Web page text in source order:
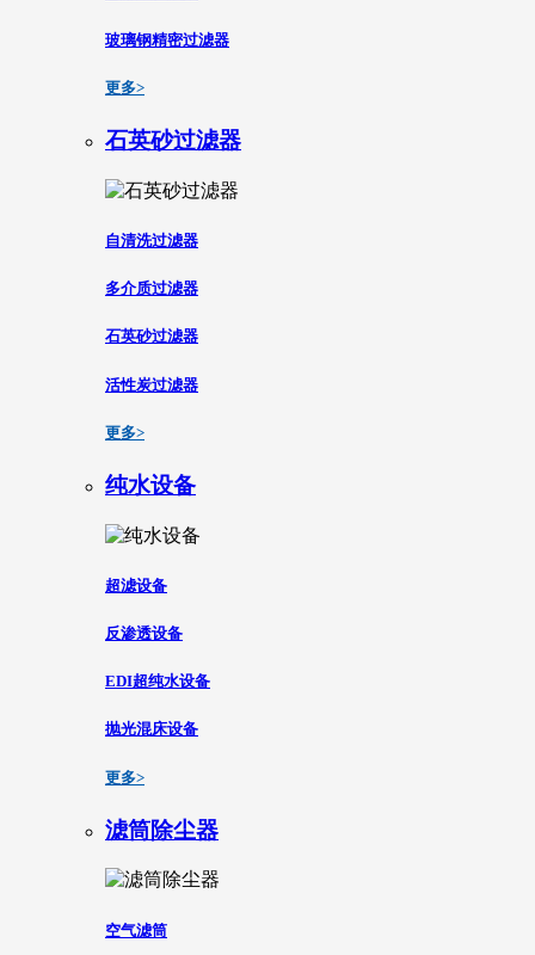
玻璃钢精密过滤器
更多>
石英砂过滤器
自清洗过滤器
多介质过滤器
石英砂过滤器
活性炭过滤器
更多>
纯水设备
超滤设备
反渗透设备
EDI超纯水设备
抛光混床设备
更多>
滤筒除尘器
空气滤筒